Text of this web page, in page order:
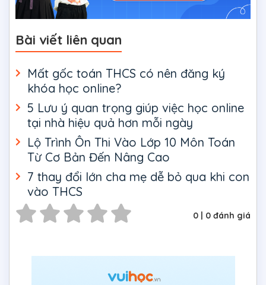
Bài viết liên quan
Mất gốc toán THCS có nên đăng ký
khóa học online?
5 Lưu ý quan trọng giúp việc học online
tại nhà hiệu quả hơn mỗi ngày
Lộ Trình Ôn Thi Vào Lớp 10 Môn Toán
Từ Cơ Bản Đến Nâng Cao
7 thay đổi lớn cha mẹ dễ bỏ qua khi con
vào THCS
0 | 0 đánh giá